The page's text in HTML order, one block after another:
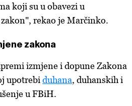
koji su u obavezi u
rekao je Marčinko.
zakona
izmjene i dopune Zakona
upotrebi duhana, duhanskih i
u FBiH.